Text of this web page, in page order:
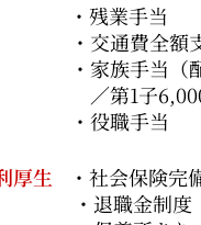
・残業手当
全額支給 （
当（配偶者
円・第2子
職手当
厚生
・社会保険完
・退職金制度